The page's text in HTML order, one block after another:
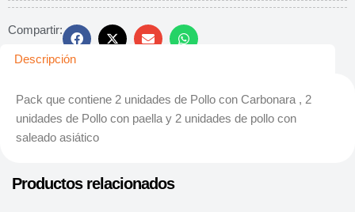
Compartir:
Descripción
Pack que contiene 2 unidades de Pollo con Carbonara , 2
unidades de Pollo con paella y 2 unidades de pollo con
saleado asiático
Productos relacionados